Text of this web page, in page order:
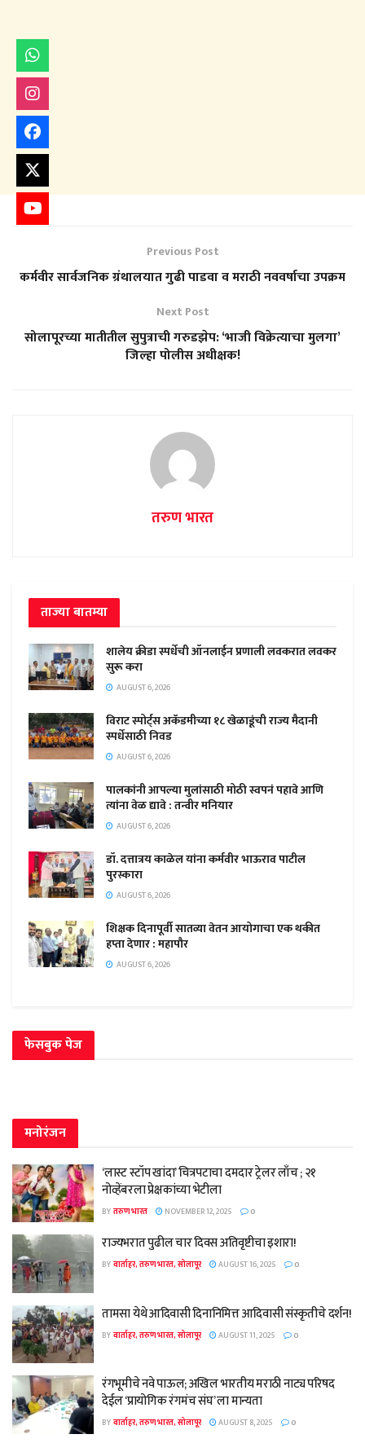
Previous Post
कर्मवीर सार्वजनिक ग्रंथालयात गुढी पाडवा व मराठी नववर्षाचा उपक्रम
Next Post
सोलापूरच्या मातीतील सुपुत्राची गरुडझेप: ‘भाजी विक्रेत्याचा मुलगा’
जिल्हा पोलीस अधीक्षक!
तरुण भारत
ताज्या बातम्या
शालेय क्रीडा स्पर्धेची ऑनलाईन प्रणाली लवकरात लवकर
सुरू करा
AUGUST 6, 2026
विराट स्पोर्ट्स अकॅडमीच्या १८ खेळाडूंची राज्य मैदानी
स्पर्धेसाठी निवड
AUGUST 6, 2026
पालकांनी आपल्या मुलांसाठी मोठी स्वपनं पहावे आणि
त्यांना वेळ द्यावे : तन्वीर मनियार
AUGUST 6, 2026
डॉ. दत्तात्रय काळेल यांना कर्मवीर भाऊराव पाटील
पुरस्कारा
AUGUST 6, 2026
शिक्षक दिनापूर्वी सातव्या वेतन आयोगाचा एक थकीत
हप्ता देणार : महापौर
AUGUST 6, 2026
फेसबुक पेज
मनोरंजन
‘लास्ट स्टॉप खांदा’ चित्रपटाचा दमदार ट्रेलर लाँच ; २१
नोव्हेंबरला प्रेक्षकांच्या भेटीला
BYतरुण भारत NOVEMBER 12, 2025 0
राज्यभरात पुढील चार दिवस अतिवृष्टीचा इशारा!
BYवार्ताहर, तरुण भारत, सोलापूर AUGUST 16, 2025 0
तामसा येथे आदिवासी दिनानिमित्त आदिवासी संस्कृतीचे दर्शन!
BYवार्ताहर, तरुण भारत, सोलापूर AUGUST 11, 2025 0
रंगभूमीचे नवे पाऊल; अखिल भारतीय मराठी नाट्य परिषद
देईल ‘प्रायोगिक रंगमंच संघ’ ला मान्यता
BYवार्ताहर, तरुण भारत, सोलापूर AUGUST 8, 2025 0